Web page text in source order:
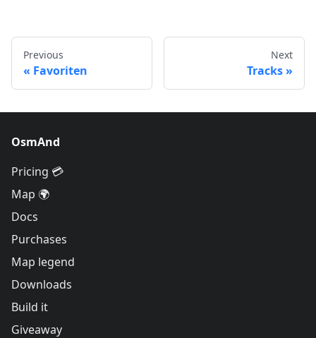
Previous
Favoriten
Next
Tracks
OsmAnd
Pricing 💳
Map 🌍
Docs
Purchases
Map legend
Downloads
Build it
Giveaway